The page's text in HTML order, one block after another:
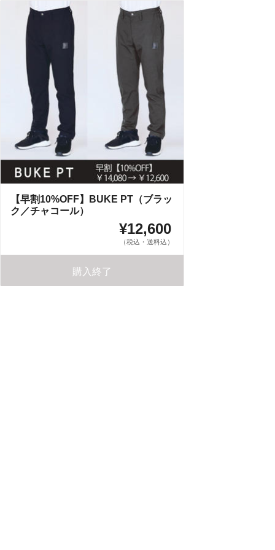
【早割10%OFF】BUKE PT（ブラッ
ク／チャコール）
¥12,600
（税込・送料込）
購入終了